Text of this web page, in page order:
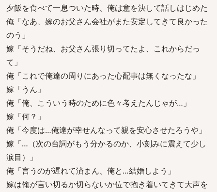
夕飯を食べて一息ついた時、俺は意を決して話しはじめた
俺「なあ、嫁のお父さん会社がまた安定してきて良かった
のう」
嫁「そうだね、お父さん張り切ってたよ、これからだっ
て」
俺「これで俺達の周りにあった心配事は無くなったな」
嫁「うん」
俺「俺、こういう時のために色々考えたんじゃが…」
嫁「何？」
俺「今度は…俺達が幸せんなって親を安心させたろうや」
嫁「…（次の台詞がもう分かるのか、小刻みに震えて少し
涙目）」
俺「言うのが遅れて済まん、俺と…結婚しよう」
嫁は俺が言い切るか切らないか位で抱き着いてきて大声を